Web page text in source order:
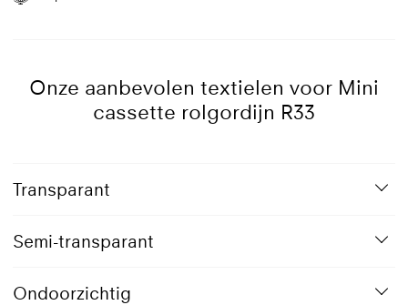
aluminium
Onze aanbevolen textielen voor Mini
cassette rolgordijn R33
Transparant
Semi-transparant
Ondoorzichtig